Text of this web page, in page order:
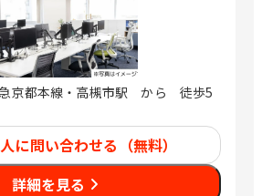
京都本線・高槻市駅 から 徒歩5
に問い合わせる（無料）
詳細を見る